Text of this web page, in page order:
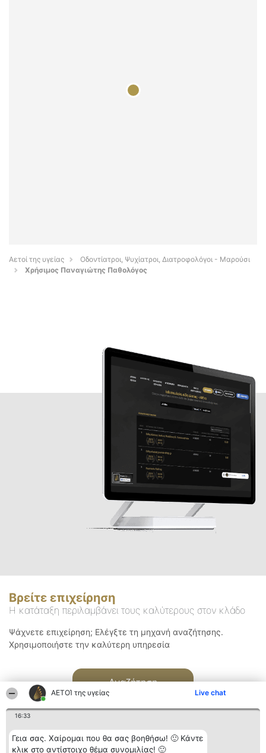
ΑΕΤΟΊ της υγείας Live chat
16:33
Γεια σας. Χαίρομαι που θα σας βοηθήσω! 🙂 Κάντε
κλικ στο αντίστοιχο θέμα συνομιλίας! 🙂
Αετοί της υγείας
Οδοντίατροι, Ψυχίατροι, Διατροφολόγοι - Μαρούσι
Χρήσιμος Παναγιώτης Παθολόγος
Βρείτε επιχείρηση
Η κατάταξη περιλαμβάνει τους καλύτερους στον κλάδο
Ψάχνετε επιχείρηση; Ελέγξτε τη μηχανή αναζήτησης.
Χρησιμοποιήστε την καλύτερη υπηρεσία
Αναζήτηση